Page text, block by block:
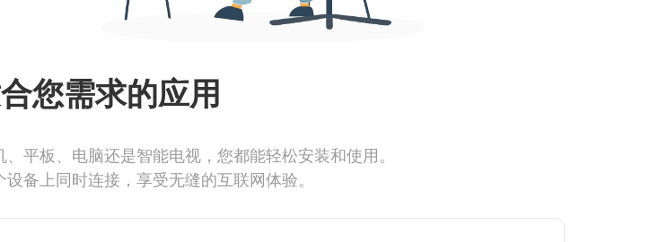
您需求的应用
平板、电脑还是智能电视，您都能轻松安装和使用。
备上同时连接，享受无缝的互联网体验。